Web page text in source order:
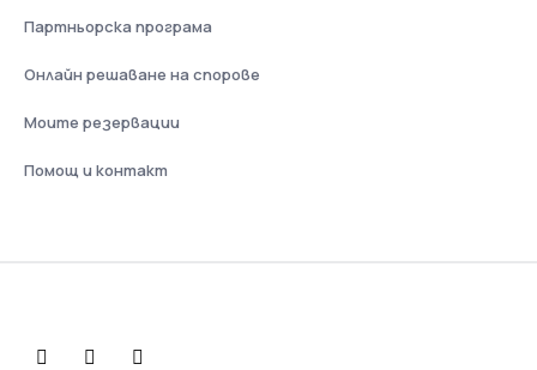
Партньорска програма
Онлайн решаване на спорове
Моите резервации
Помощ и контакт